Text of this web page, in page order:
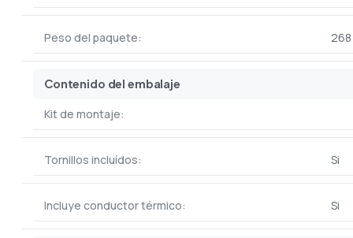
Peso del paquete:
Contenido del embalaje
Kit de montaje:
Tornillos incluídos: Si
Incluye conductor térmico: Si